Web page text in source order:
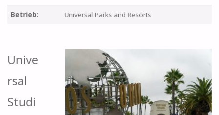
Betrieb: Universal Parks and Resorts
Unive
rsal
Studi